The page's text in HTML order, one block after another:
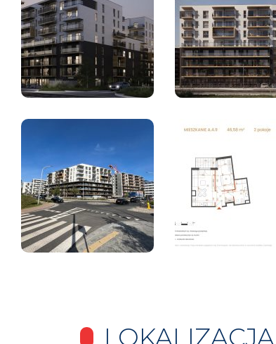
LOKALIZACJA